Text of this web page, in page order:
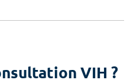
VIH ?